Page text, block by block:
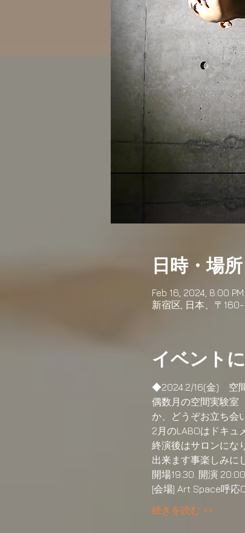
日時・場所
Feb 16, 2024, 8:00 PM
新宿区, 日本、〒
イベント
◆2024.2/16(金)　空
偶数月の空間実験室
か、どうぞお立ち会
2月のLABOはドキュ
終演後はサロンにな
出来ます事楽しみに
開場19:30. 開演
[会場] Art Space呼応
続きを読む >>